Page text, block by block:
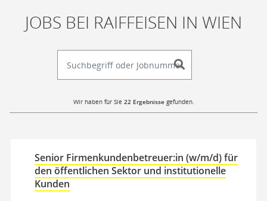
JOBS BEI RAIFFEISEN IN WIEN
Wir haben für Sie 22 Ergebnissegefunden.
< JOBLOCATION_FILTER >
profile
FILTERN
Senior Firmenkundenbetreuer:in (w/m/d) für
den öffentlichen Sektor und institutionelle
Kunden